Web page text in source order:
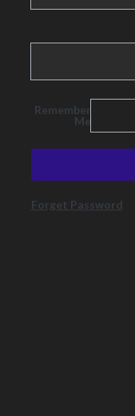
Remember
Me
Forget Password